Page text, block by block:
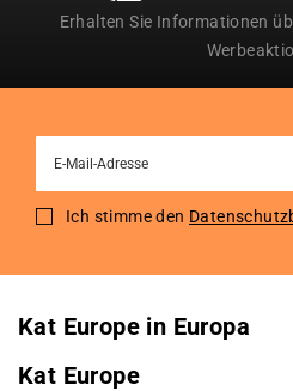
Erhalten Sie Informationen
for
Ich stimme den
Kat Europe in Europa
Kat Europe